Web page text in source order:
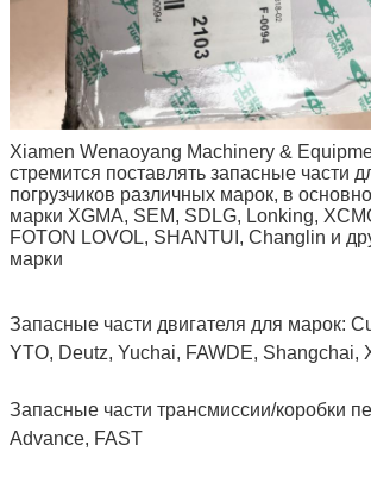
Xiamen Wenaoyang Machinery &
стремится поставлять запасные части
погрузчиков различных марок, в
марки XGMA, SEM, SDLG, Lonking,
FOTON LOVOL, SHANTUI, Changlin и
марки
Запасные части двигателя для марок:
YTO, Deutz, Yuchai, FAWDE, Shangchai,
Запасные части трансмиссии/коробки
Advance, FAST